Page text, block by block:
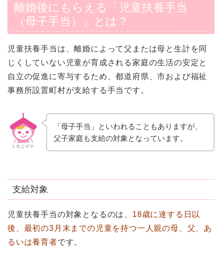
離婚後にもらえる「児童扶養手当
（母子手当）」とは？
児童扶養手当は、離婚によって父または母と生計を同
じくしていない児童が育成される家庭の生活の安定と
自立の促進に寄与するため、都道府県、市および福祉
事務所設置町村が支給する手当です。
トモニママ
「母子手当」といわれることもありますが、
父子家庭も支給の対象となっています。
支給対象
児童扶養手当の対象となるのは、 18歳に達する日以
後、最初の3月末までの児童を持つ一人親の母、父、あ
るいは養育者です。